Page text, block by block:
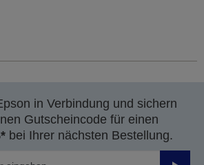
in Verbindung und sichern
Gutscheincode für einen
bei Ihrer nächsten Bestellung.